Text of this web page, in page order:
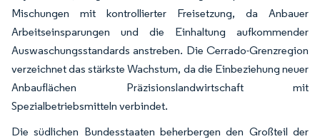
Mischungen mit kontrollierter Freisetzung, da Anbauer
Arbeitseinsparungen und die Einhaltung aufkommender
Auswaschungsstandards anstreben. Die Cerrado-Grenzregion
verzeichnet das stärkste Wachstum, da die Einbeziehung neuer
Anbauflächen Präzisionslandwirtschaft mit
Spezialbetriebsmitteln verbindet.
Die südlichen Bundesstaaten beherbergen den Großteil der